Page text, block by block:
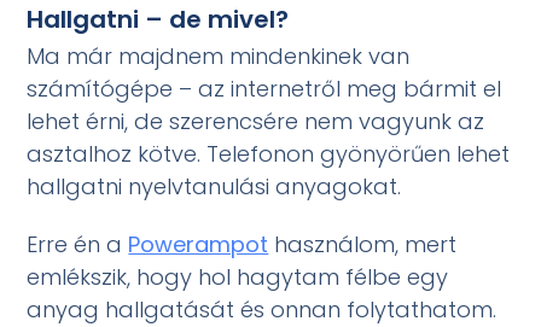
Hallgatni – de mivel?
Ma már majdnem mindenkinek van
számítógépe – az internetről meg bármit el
lehet érni, de szerencsére nem vagyunk az
asztalhoz kötve. Telefonon gyönyörűen lehet
hallgatni nyelvtanulási anyagokat.
Erre én a Powerampot használom, mert
emlékszik, hogy hol hagytam félbe egy
anyag hallgatását és onnan folytathatom.